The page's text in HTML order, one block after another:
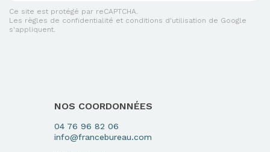
Ce site est protégé par reCAPTCHA.
Les règles de confidentialité et conditions d'utilisation de Google
s'appliquent.
NOS COORDONNÉES
04 76 96 82 06
info@francebureau.com